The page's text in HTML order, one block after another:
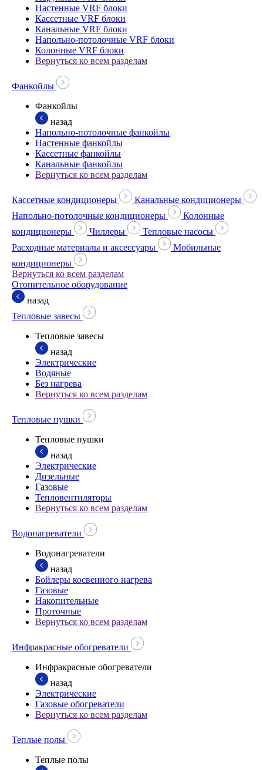
Настенные VRF блоки
Кассетные VRF блоки
Канальные VRF блоки
Напольно-потолочные VRF блоки
Колонные VRF блоки
Вернуться ко всем разделам
Фанкойлы
Фанкойлы
назад
Напольно-потолочные фанкойлы
Настенные фанкойлы
Кассетные фанкойлы
Канальные фанкойлы
Вернуться ко всем разделам
Кассетные кондиционеры
Канальные кондиционеры
Напольно-потолочные кондиционеры
Колонные
кондиционеры
Чиллеры
Тепловые насосы
Расходные материалы и аксессуары
Мобильные
кондиционеры
Вернуться ко всем разделам
Отопительное оборудование
назад
Тепловые завесы
Тепловые завесы
назад
Электрические
Водяные
Без нагрева
Вернуться ко всем разделам
Тепловые пушки
Тепловые пушки
назад
Электрические
Дизельные
Газовые
Тепловентиляторы
Вернуться ко всем разделам
Водонагреватели
Водонагреватели
назад
Бойлеры косвенного нагрева
Газовые
Накопительные
Проточные
Вернуться ко всем разделам
Инфракрасные обогреватели
Инфракрасные обогреватели
назад
Электрические
Газовые обогреватели
Вернуться ко всем разделам
Теплые полы
Теплые полы